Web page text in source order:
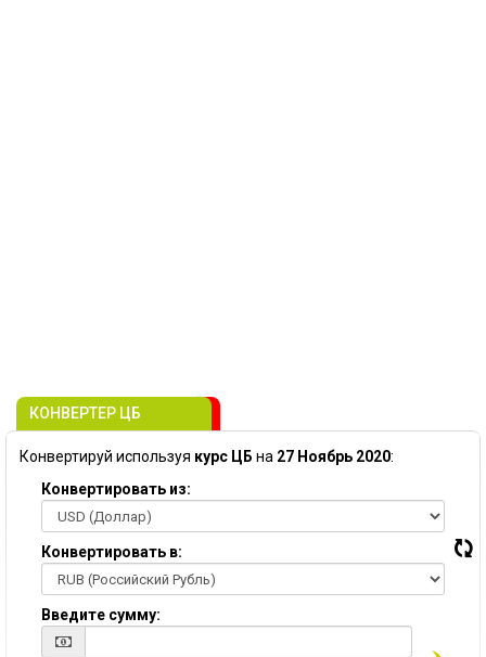
КОНВЕРТЕР ЦБ
Конвертируй используя курс ЦБ на 27 Ноябрь 2020:
Конвертировать из:
Конвертировать в:
Введите сумму: